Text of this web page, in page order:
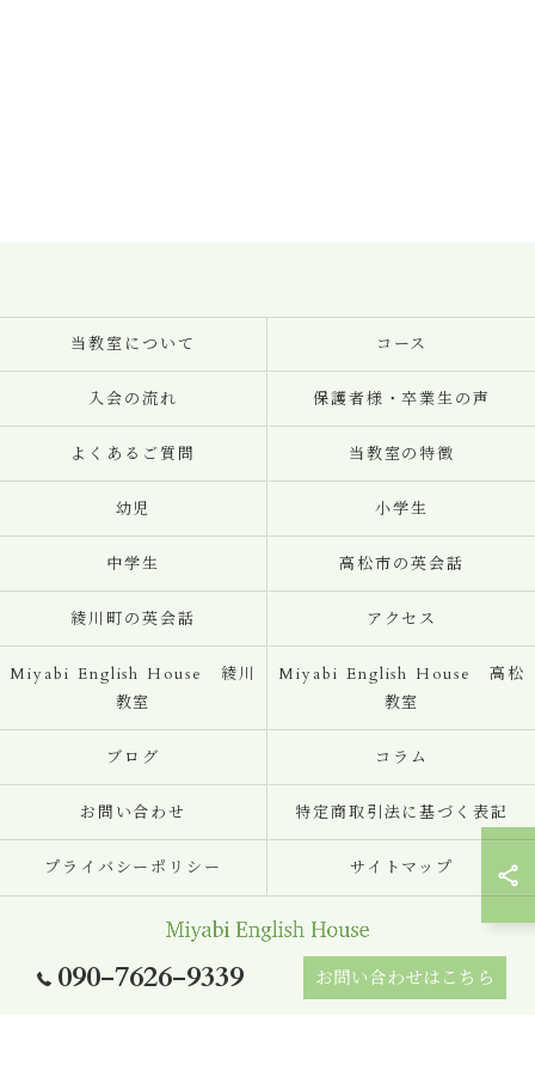
090-7626-9339 お問い合わせはこちら
当教室について コース
入会の流れ 保護者様・卒業生の声
よくあるご質問 当教室の特徴
幼児 小学生
中学生 高松市の英会話
綾川町の英会話 アクセス
Miyabi English House 綾川
教室
Miyabi English House 高松
教室
ブログ コラム
お問い合わせ 特定商取引法に基づく表記
プライバシーポリシー サイトマップ
© 2026 香川の英会話ならMiyabi English House ALL RIGHTS RESERVED.